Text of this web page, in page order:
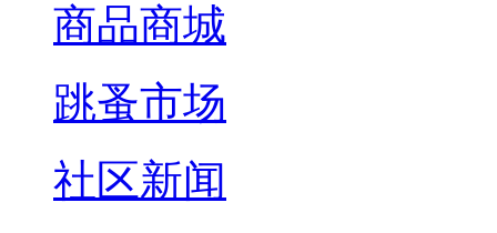
商品商城
跳蚤市场
社区新闻